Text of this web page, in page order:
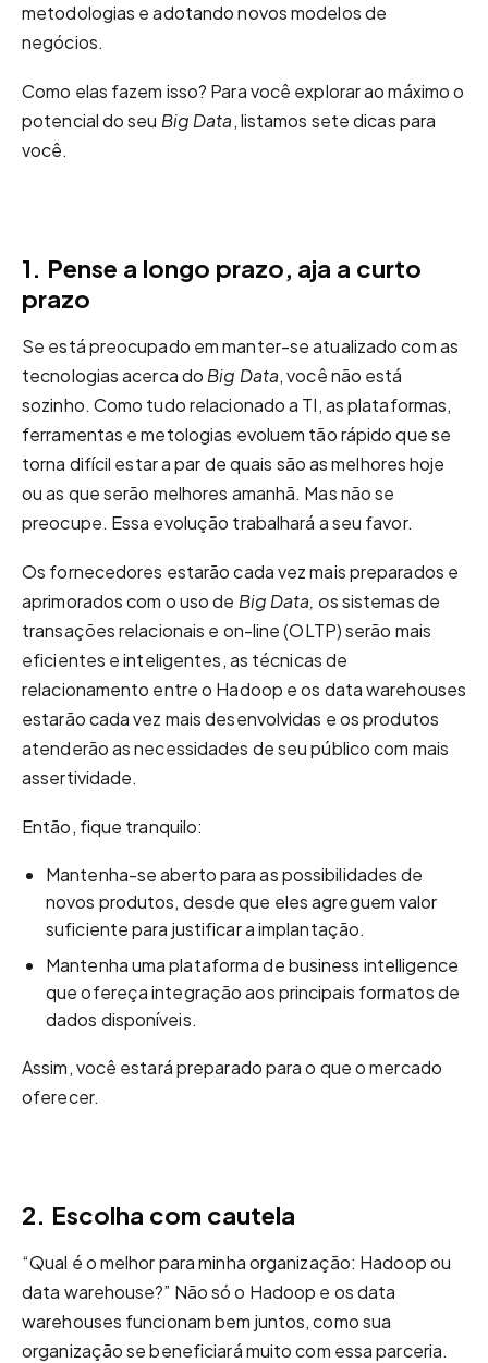
metodologias e adotando novos modelos de
negócios.
Como elas fazem isso? Para você explorar ao máximo o
potencial do seu Big Data, listamos sete dicas para
você.
1. Pense a longo prazo, aja a curto
prazo
Se está preocupado em manter-se atualizado com as
tecnologias acerca do Big Data, você não está
sozinho. Como tudo relacionado a TI, as plataformas,
ferramentas e metologias evoluem tão rápido que se
torna difícil estar a par de quais são as melhores hoje
ou as que serão melhores amanhã. Mas não se
preocupe. Essa evolução trabalhará a seu favor.
Os fornecedores estarão cada vez mais preparados e
aprimorados com o uso de Big Data, os sistemas de
transações relacionais e on-line (OLTP) serão mais
eficientes e inteligentes, as técnicas de
relacionamento entre o Hadoop e os data warehouses
estarão cada vez mais desenvolvidas e os produtos
atenderão as necessidades de seu público com mais
assertividade.
Então, fique tranquilo:
Mantenha-se aberto para as possibilidades de
novos produtos, desde que eles agreguem valor
suficiente para justificar a implantação.
Mantenha uma plataforma de business intelligence
que ofereça integração aos principais formatos de
dados disponíveis.
Assim, você estará preparado para o que o mercado
oferecer.
2. Escolha com cautela
“Qual é o melhor para minha organização: Hadoop ou
data warehouse?” Não só o Hadoop e os data
warehouses funcionam bem juntos, como sua
organização se beneficiará muito com essa parceria.